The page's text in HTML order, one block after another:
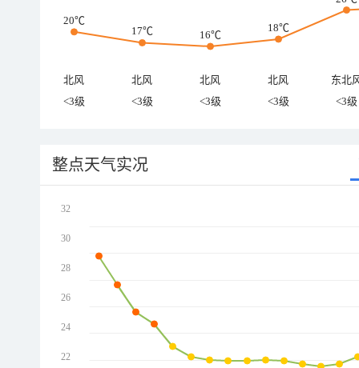
20℃
17℃
16℃
18℃
北风 北风 北风 北风
东北
<3级
<3级 <3级 <3级 <3级
整点天气实况
32
30
28
26
24
22